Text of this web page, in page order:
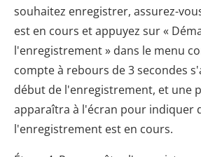
souhaitez enregistrer, assurez-
est en cours et appuyez sur «
l'enregistrement » dans le menu
compte à rebours de 3 secondes
début de l'enregistrement, et une
apparaîtra à l'écran pour indiquer
l'enregistrement est en cours.